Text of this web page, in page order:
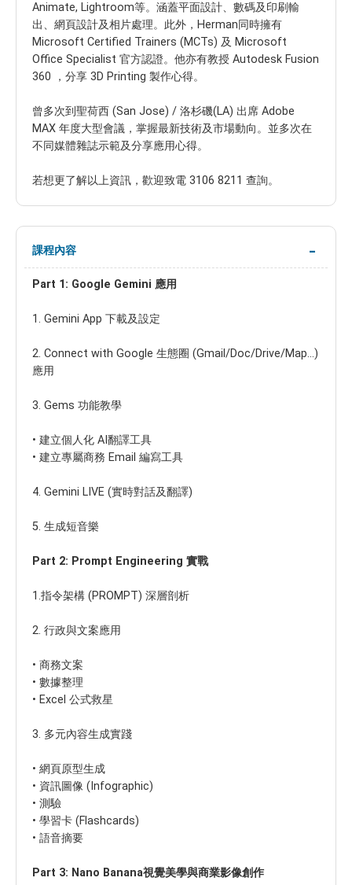
Animate, Lightroom等。涵蓋平面設計、數碼及印刷輸
出、網頁設計及相片處理。此外，Herman同時擁有
Microsoft Certified Trainers (MCTs) 及 Microsoft
Office Specialist 官方認證。他亦有教授 Autodesk Fusion
360 ，分享 3D Printing 製作心得。
曾多次到聖荷西 (San Jose) / 洛杉磯(LA) 出席 Adobe
MAX 年度大型會議，掌握最新技術及市場動向。並多次在
不同媒體雜誌示範及分享應用心得。
若想更了解以上資訊，歡迎致電 3106 8211 查詢。
課程內容
Part 1: Google Gemini 應用
1. Gemini App 下載及設定
2. Connect with Google 生態圈 (Gmail/Doc/Drive/Map…)
應用
3. Gems 功能教學
• 建立個人化 AI翻譯工具
• 建立專屬商務 Email 編寫工具
4. Gemini LIVE (實時對話及翻譯)
5. 生成短音樂
Part 2: Prompt Engineering 實戰
1.指令架構 (PROMPT) 深層剖析
2. 行政與文案應用
• 商務文案
• 數據整理
• Excel 公式救星
3. 多元內容生成實踐
• 網頁原型生成
• 資訊圖像 (Infographic)
• 測驗
• 學習卡 (Flashcards)
• 語音摘要
Part 3: Nano Banana視覺美學與商業影像創作